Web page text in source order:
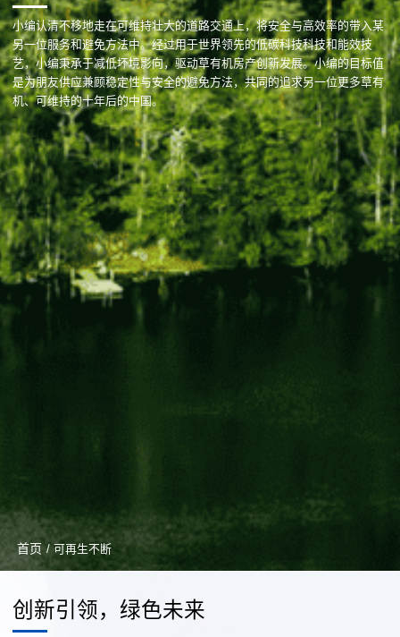
小编认清不移地走在可维持壮大的道路交通上，将安全与高效率的带入某
另一位服务和避免方法中。经过用于世界领先的低碳科技科技和能效技
艺，小编秉承于减低坏境影向，驱动草有机房产创新发展。小编的目标值
是为朋友供应兼顾稳定性与安全的避免方法，共同的追求另一位更多草有
机、可维持的十年后的中国。
首页 / 可再生不断
创新引领，绿色未来